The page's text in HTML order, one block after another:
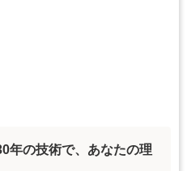
年の技術で、あなたの理